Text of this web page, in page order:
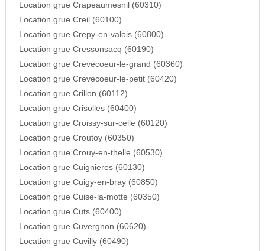
Location grue Crapeaumesnil (60310)
Location grue Creil (60100)
Location grue Crepy-en-valois (60800)
Location grue Cressonsacq (60190)
Location grue Crevecoeur-le-grand (60360)
Location grue Crevecoeur-le-petit (60420)
Location grue Crillon (60112)
Location grue Crisolles (60400)
Location grue Croissy-sur-celle (60120)
Location grue Croutoy (60350)
Location grue Crouy-en-thelle (60530)
Location grue Cuignieres (60130)
Location grue Cuigy-en-bray (60850)
Location grue Cuise-la-motte (60350)
Location grue Cuts (60400)
Location grue Cuvergnon (60620)
Location grue Cuvilly (60490)